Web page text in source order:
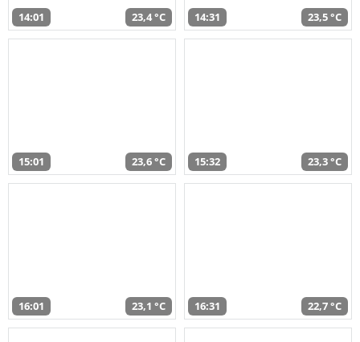
14:01 23,4 °C 14:31 23,5 °C
15:01 23,6 °C 15:32 23,3 °C
16:01 23,1 °C 16:31 22,7 °C